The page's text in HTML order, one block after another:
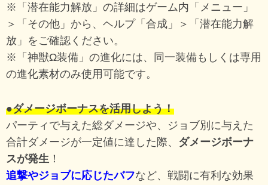
※「潜在能力解放」の詳細はゲーム内「メニュー」
＞「その他」から、ヘルプ「合成」＞「潜在能力解
放」をご確認ください。
※「神獣Ω装備」の進化には、同一装備もしくは専用
の進化素材のみ使用可能です。
●ダメージボーナスを活用しよう！
パーティで与えた総ダメージや、ジョブ別に与えた
合計ダメージが一定値に達した際、 ダメージボーナ
スが発生 ！
追撃やジョブに応じたバフなど、戦闘に有利な効果